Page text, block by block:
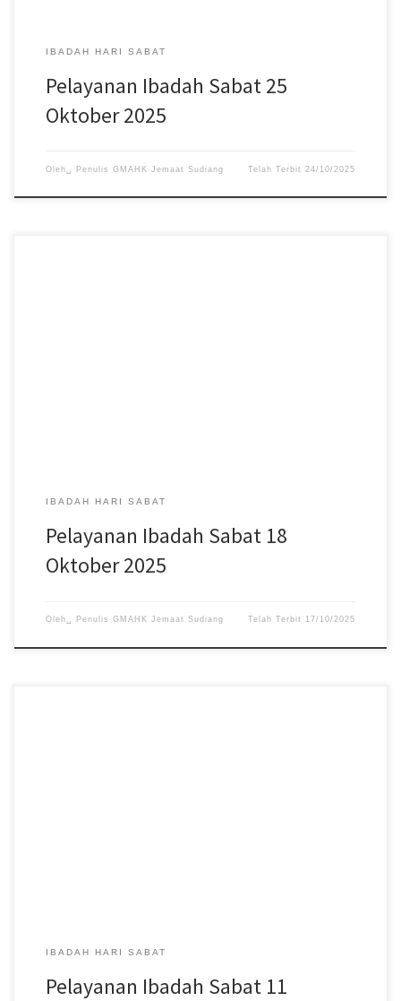
IBADAH HARI SABAT
Pelayanan Ibadah Sabat 25
Oktober 2025
Oleh␣ Penulis GMAHK Jemaat Sudiang Telah Terbit 24/10/2025
IBADAH HARI SABAT
Pelayanan Ibadah Sabat 18
Oktober 2025
Oleh␣ Penulis GMAHK Jemaat Sudiang Telah Terbit 17/10/2025
IBADAH HARI SABAT
Pelayanan Ibadah Sabat 11